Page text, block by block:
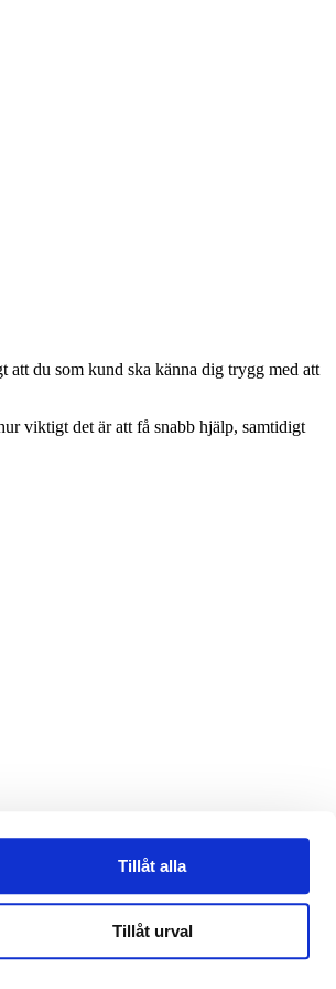
Tillåt alla
Tillåt urval
du som kund ska känna dig trygg med att
viktigt det är att få snabb hjälp, samtidigt